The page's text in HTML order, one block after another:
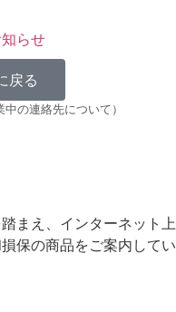
らせ
戻る
の連絡先について）
まえ、インターネット上
保の商品をご案内してい